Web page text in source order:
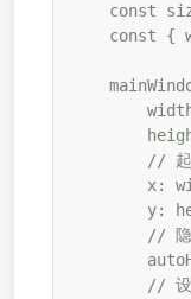
const
const {
// 起
x:
y:
// 隐
// 设